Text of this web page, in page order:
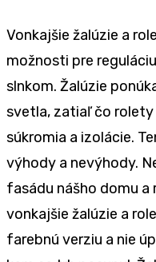
Vonkajšie žalúzie a
možnosti pre
slnkom. Žalúzie
svetla, zatiaľ čo
súkromia a izolácie.
výhody a nevýhody.
fasádu nášho domu a
vonkajšie žalúzie a
farebnú verziu a nie